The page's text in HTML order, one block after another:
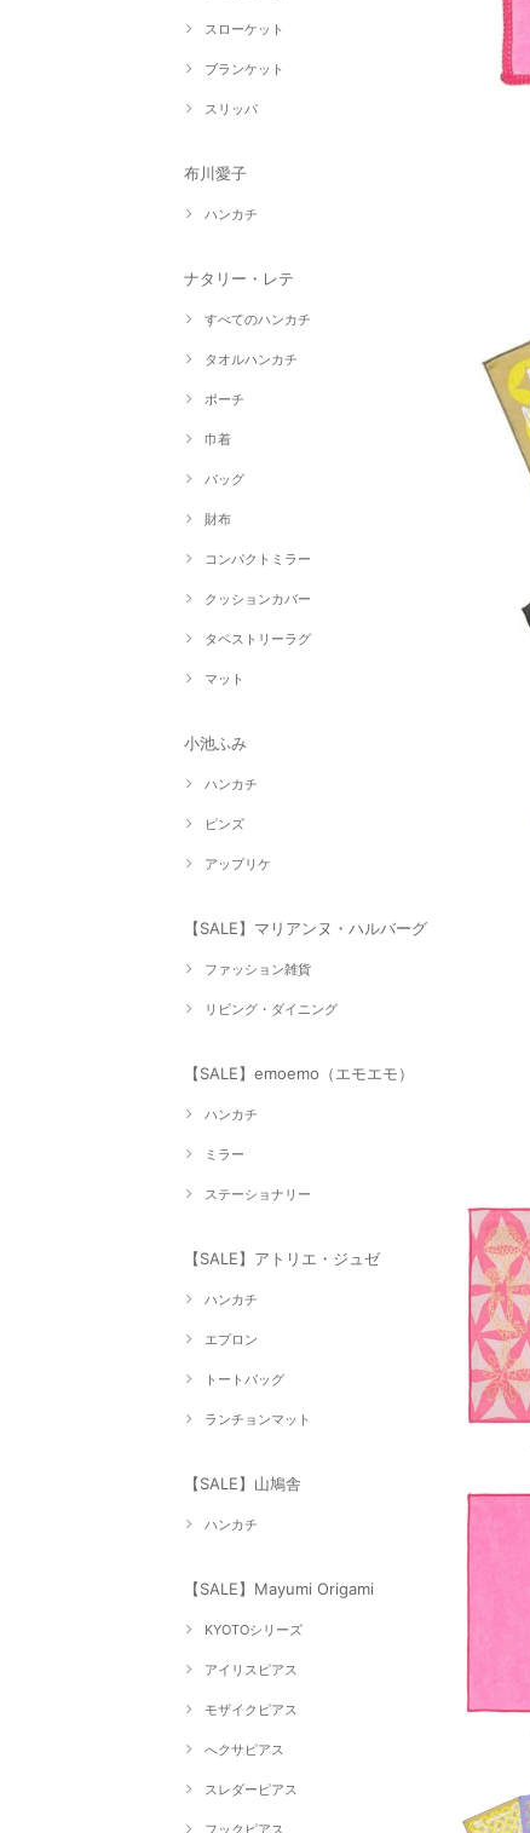
スローケット
ブランケット
スリッパ
布川愛子
ハンカチ
ナタリー・レテ
すべてのハンカチ
タオルハンカチ
ポーチ
巾着
バッグ
財布
コンパクトミラー
クッションカバー
タペストリーラグ
マット
小池ふみ
ハンカチ
ピンズ
アップリケ
【SALE】マリアンヌ・ハルバーグ
ファッション雑貨
リビング・ダイニング
【SALE】emoemo（エモエモ）
ハンカチ
ミラー
ステーショナリー
【SALE】アトリエ・ジュゼ
ハンカチ
エプロン
トートバッグ
ランチョンマット
【SALE】山鳩舎
ハンカチ
【SALE】Mayumi Origami
KYOTOシリーズ
アイリスピアス
モザイクピアス
へクサピアス
スレダーピアス